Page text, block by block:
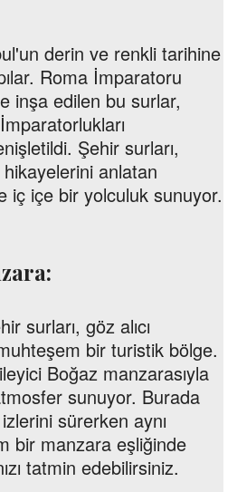
derin ve renkli tarihine
Roma İmparatoru
inşa edilen bu surlar,
Şehir surları,
anlatan
iç içe bir yolculuk sunuyor.
surları, göz alıcı
bir turistik bölge.
Boğaz manzarasıyla
sunuyor. Burada
sürerken aynı
bir manzara eşliğinde
tatmin edebilirsiniz.